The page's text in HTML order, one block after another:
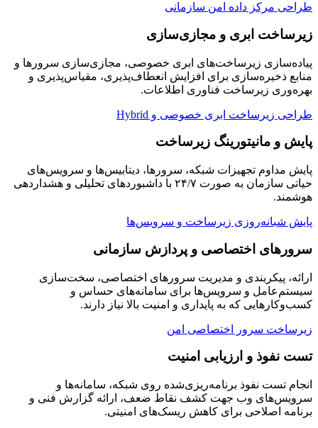
طراحی مرکز داده امن سازمانی
زیرساخت ابری و مجازی‌سازی
پیاده‌سازی زیرساخت‌های ابری خصوصی، مجازی‌سازی سرورها و
منابع ذخیره‌سازی برای افزایش انعطاف‌پذیری، مقیاس‌پذیری و
بهره‌وری زیرساخت فناوری اطلاعات.
طراحی زیرساخت ابری خصوصی و Hybrid
پایش و مانیتورینگ زیرساخت
پایش مداوم تجهیزات شبکه، سرورها، دیتابیس‌ها و سرویس‌های
حیاتی سازمان به صورت ۲۴/۷ با داشبوردهای تحلیلی و هشداردهی
هوشمند.
پایش شبانه‌روزی زیرساخت و سرویس‌ها
سرورهای اختصاصی و پردازش سازمانی
ارائه، پیکربندی و مدیریت سرورهای اختصاصی، سخت‌سازی
سیستم‌عامل و سرویس‌ها برای سامانه‌های حساس و
کسب‌وکارهایی که به پایداری و امنیت بالا نیاز دارند.
زیرساخت سرور اختصاصی امن
تست نفوذ و ارزیابی امنیت
انجام تست نفوذ برنامه‌ریزی‌شده روی شبکه، سامانه‌ها و
سرویس‌های وب جهت کشف نقاط ضعف، ارائه گزارش فنی و
برنامه اصلاحی برای کاهش ریسک‌های امنیتی.